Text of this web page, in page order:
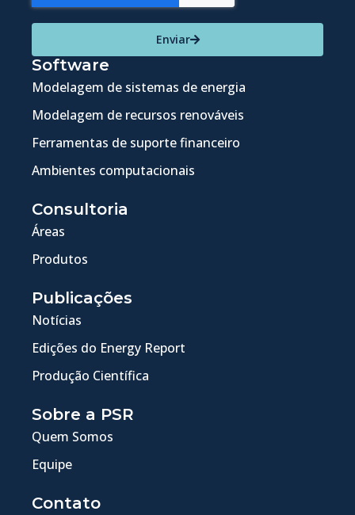
Enviar
Software
Modelagem de sistemas de energia
Modelagem de recursos renováveis
Ferramentas de suporte financeiro
Ambientes computacionais
Consultoria
Áreas
Produtos
Publicações
Notícias
Edições do Energy Report
Produção Científica
Sobre a PSR
Quem Somos
Equipe
Contato